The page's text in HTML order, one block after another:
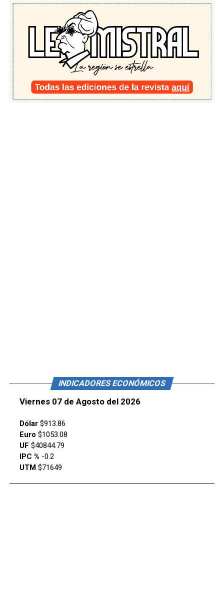
INDICADORES ECONÓMICOS
Viernes 07 de Agosto del 2026
Dólar$913.86
Euro $1053.08
UF $40844.79
IPC % -0.2
UTM$71649